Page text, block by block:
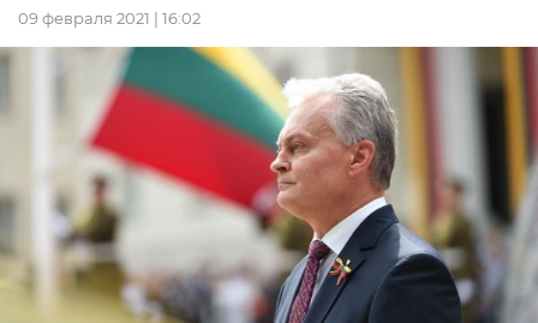
09 февраля 2021 | 16:02